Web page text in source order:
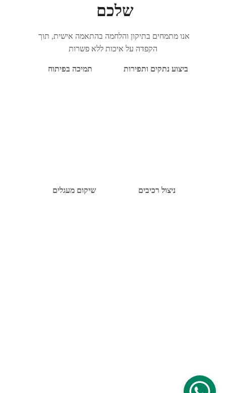
שלכם
אנו מתמחים בתיקון והלחמה בהתאמה אישית, תוך
הקפדה על איכות ללא פשרות
ניצול רכיבים
ביצוע נתקים ותפירות
שיקום מעגלים
service@dalytech.co.il